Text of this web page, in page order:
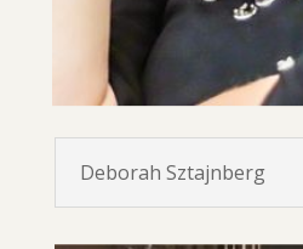
Deborah Sztajnberg